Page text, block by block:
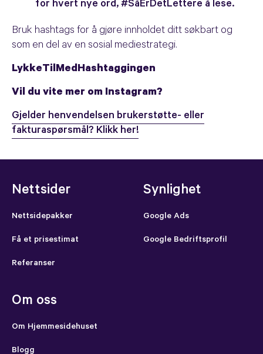
for hvert nye ord, #SåErDetLettere å lese.
Bruk hashtags for å gjøre innholdet ditt søkbart og
som en del av en sosial mediestrategi.
LykkeTilMedHashtaggingen
Vil du vite mer om Instagram?
Gjelder henvendelsen brukerstøtte- eller
fakturaspørsmål? Klikk her!
Nettsider
Nettsidepakker
Få et prisestimat
Referanser
Synlighet
Google Ads
Google Bedriftsprofil
Om oss
Om Hjemmesidehuset
Blogg